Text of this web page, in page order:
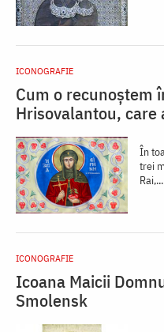
ICONOGRAFIE
Cum o recunoștem
Hrisovalantou, care
În
trei
Rai,...
ICONOGRAFIE
Icoana Maicii
Smolensk